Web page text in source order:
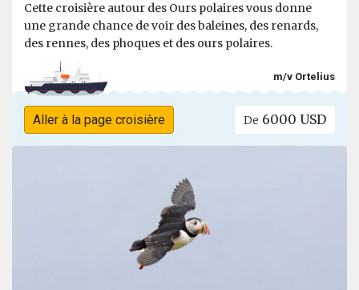
Cette croisière autour des Ours polaires vous donne
une grande chance de voir des baleines, des renards,
des rennes, des phoques et des ours polaires.
m/v Ortelius
Aller à la page croisière De 6000 USD